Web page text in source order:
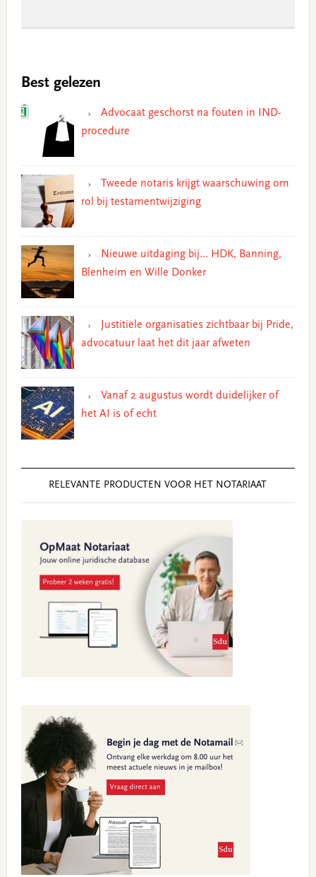
Best gelezen
Advocaat geschorst na fouten in IND-
procedure
Tweede notaris krijgt waarschuwing om
rol bij testamentwijziging
Nieuwe uitdaging bij… HDK, Banning,
Blenheim en Wille Donker
Justitiële organisaties zichtbaar bij Pride,
advocatuur laat het dit jaar afweten
Vanaf 2 augustus wordt duidelijker of
het AI is of echt
RELEVANTE PRODUCTEN VOOR HET NOTARIAAT